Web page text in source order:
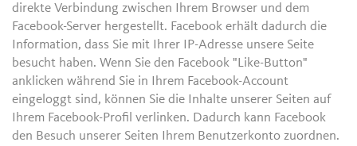
direkte Verbindung zwischen Ihrem Browser und dem
Facebook-Server hergestellt. Facebook erhält dadurch die
Information, dass Sie mit Ihrer IP-Adresse unsere Seite
besucht haben. Wenn Sie den Facebook "Like-Button"
anklicken während Sie in Ihrem Facebook-Account
eingeloggt sind, können Sie die Inhalte unserer Seiten auf
Ihrem Facebook-Profil verlinken. Dadurch kann Facebook
den Besuch unserer Seiten Ihrem Benutzerkonto zuordnen.